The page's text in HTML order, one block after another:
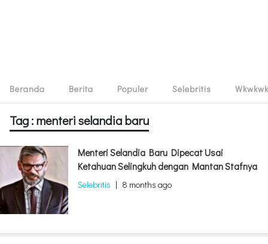
Beranda Berita Populer Selebritis Wkwkwk
Tag : menteri selandia baru
Menteri Selandia Baru Dipecat Usai
Ketahuan Selingkuh dengan Mantan Stafnya
Selebritis | 8 months ago